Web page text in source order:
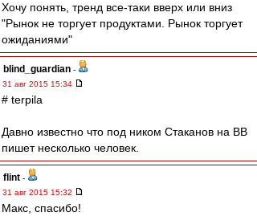
Хочу понять, тренд все-таки вверх или вниз
"Рынок не торгует продуктами. Рынок торгует
ожиданиями"
blind_guardian -
31 авг 2015 15:34
# terpila
Давно известно что под ником Стаканов на ВВ
пишет несколько человек.
flint -
31 авг 2015 15:32
Макс, спасибо!